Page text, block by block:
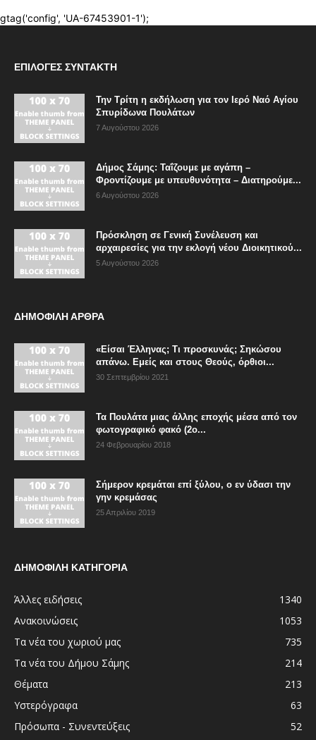
ΕΠΙΛΟΓΈΣ ΣΥΝΤΆΚΤΗ
Την Τρίτη η εκδήλωση για τον Ιερό Ναό Αγίου
Σπυρίδωνα Πουλάτων
7 Αυγούστου 2026
Δήμος Σάμης: Ταΐζουμε με αγάπη –
Φροντίζουμε με υπευθυνότητα – Διατηρούμε...
6 Αυγούστου 2026
Πρόσκληση σε Γενική Συνέλευση και
αρχαιρεσίες για την εκλογή νέου Διοικητικού...
5 Αυγούστου 2026
ΔΗΜΟΦΙΛΗ ΑΡΘΡΑ
«Είσαι Έλληνας; Τι προσκυνάς; Σηκώσου
απάνω. Εμείς και στους Θεούς, όρθιοι...
30 Σεπτεμβρίου 2021
Τα Πουλάτα μιας άλλης εποχής μέσα από τον
φωτογραφικό φακό (2ο...
24 Φεβρουαρίου 2018
Σήμερον κρεμάται επί ξύλου, ο εν ύδασι την
γην κρεμάσας
25 Απριλίου 2019
ΔΗΜΟΦΙΛΗ ΚΑΤΗΓΟΡΙΑ
Άλλες ειδήσεις
1340
Ανακοινώσεις
1053
Τα νέα του χωριού μας
735
Τα νέα του Δήμου Σάμης
214
Θέματα
213
Υστερόγραφα
63
Πρόσωπα - Συνεντεύξεις
52